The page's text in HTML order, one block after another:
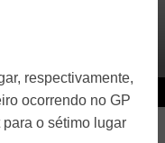
respectivamente,
ocorrendo no GP
o sétimo lugar